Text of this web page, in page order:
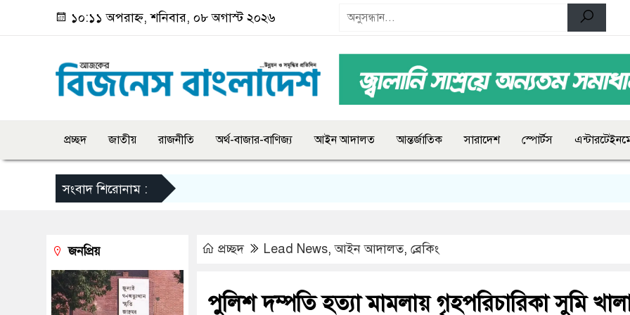
১০:১১ অপরাহ্ন, শনিবার, ০৮ অগাস্ট ২০২৬
প্রচ্ছদ জাতীয় রাজনীতি অর্থ-বাজার-বাণিজ্য আইন আদালত আন্তর্জাতিক সারাদেশ স্পোর্টস
সংবাদ শিরোনাম :
প্রচ্ছদ Lead News,আইন আদালত, ব্রেকিং
পুলিশ দম্পতি হত্যা মামলায় গৃহপরিচারিকা সুমি
জনপ্রিয়